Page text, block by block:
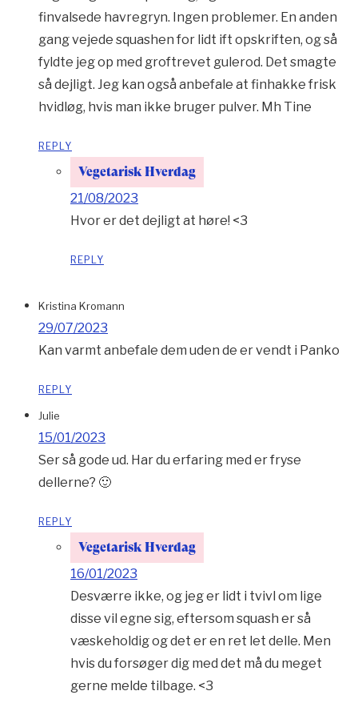
finvalsede havregryn. Ingen problemer. En anden
gang vejede squashen for lidt ift opskriften, og så
fyldte jeg op med groftrevet gulerod. Det smagte
så dejligt. Jeg kan også anbefale at finhakke frisk
hvidløg, hvis man ikke bruger pulver. Mh Tine
REPLY
Vegetarisk Hverdag
21/08/2023
Hvor er det dejligt at høre! <3
REPLY
Kristina Kromann
29/07/2023
Kan varmt anbefale dem uden de er vendt i Panko
REPLY
Julie
15/01/2023
Ser så gode ud. Har du erfaring med er fryse
dellerne? 🙂
REPLY
Vegetarisk Hverdag
16/01/2023
Desværre ikke, og jeg er lidt i tvivl om lige
disse vil egne sig, eftersom squash er så
væskeholdig og det er en ret let delle. Men
hvis du forsøger dig med det må du meget
gerne melde tilbage. <3